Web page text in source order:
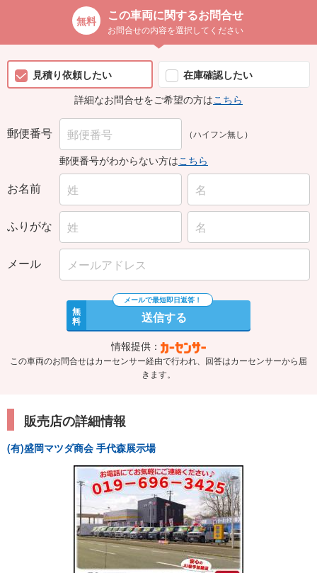
この車両に関するお問合せ
お問合せの内容を選択してください
見積り依頼したい
在庫確認したい
詳細なお問合せをご希望の方はこちら
郵便番号 （ハイフン無し）
郵便番号がわからない方はこちら
お名前
ふりがな
メール
無
料 送信する
情報提供：
この車両のお問合せはカーセンサー経由で行われ、回答はカーセンサーから届
きます。
販売店の詳細情報
(有)盛岡マツダ商会 手代森展示場